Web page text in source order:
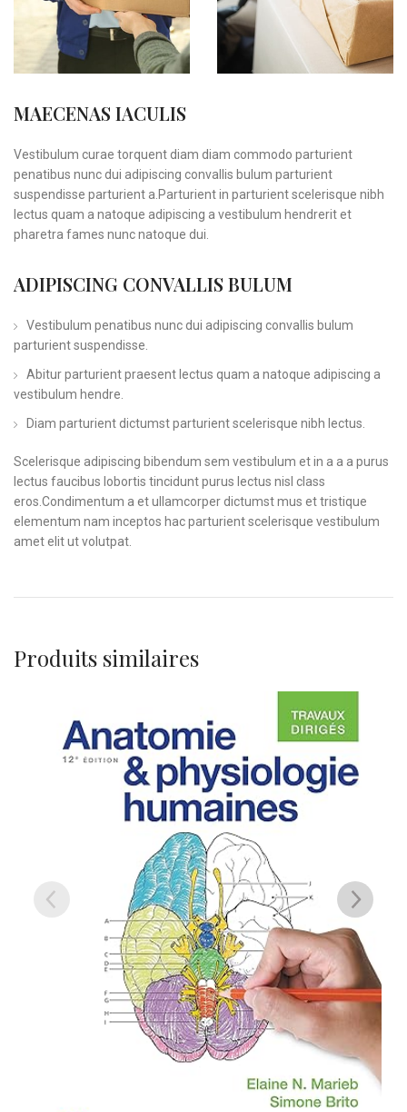
MAECENAS IACULIS
Vestibulum curae torquent diam diam commodo parturient
penatibus nunc dui adipiscing convallis bulum parturient
suspendisse parturient a.Parturient in parturient scelerisque nibh
lectus quam a natoque adipiscing a vestibulum hendrerit et
pharetra fames nunc natoque dui.
ADIPISCING CONVALLIS BULUM
Vestibulum penatibus nunc dui adipiscing convallis bulum
parturient suspendisse.
Abitur parturient praesent lectus quam a natoque adipiscing a
vestibulum hendre.
Diam parturient dictumst parturient scelerisque nibh lectus.
Scelerisque adipiscing bibendum sem vestibulum et in a a a purus
lectus faucibus lobortis tincidunt purus lectus nisl class
eros.Condimentum a et ullamcorper dictumst mus et tristique
elementum nam inceptos hac parturient scelerisque vestibulum
amet elit ut volutpat.
Produits similaires
Add to cart
Anesthésie pédiatrique